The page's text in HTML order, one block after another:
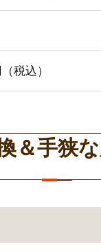
税込）
＆手狭